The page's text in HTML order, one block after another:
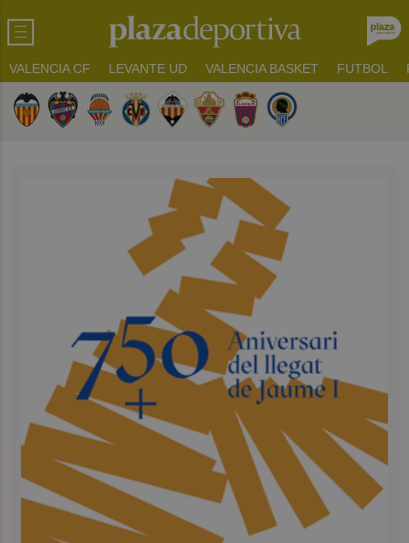
VALENCIA CF LEVANTE UD VALENCIA BASKET FUTBOL